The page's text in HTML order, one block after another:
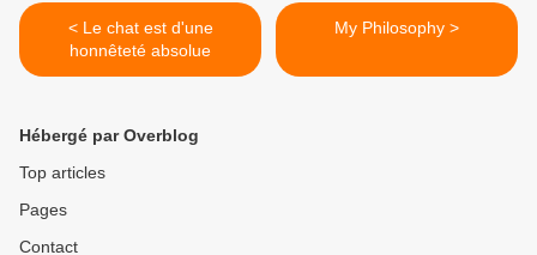
< Le chat est d'une
honnêteté absolue
My Philosophy >
Hébergé par Overblog
Top articles
Pages
Contact